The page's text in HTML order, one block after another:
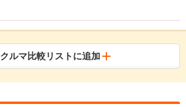
クルマ比較リストに追加